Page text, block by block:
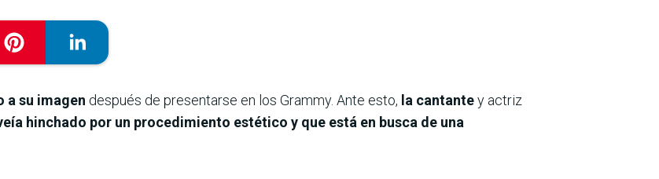
a su imagen después de presentarse en los Grammy. Ante esto, la cantantey actriz
hinchado por un procedimiento estético y que está en busca de una